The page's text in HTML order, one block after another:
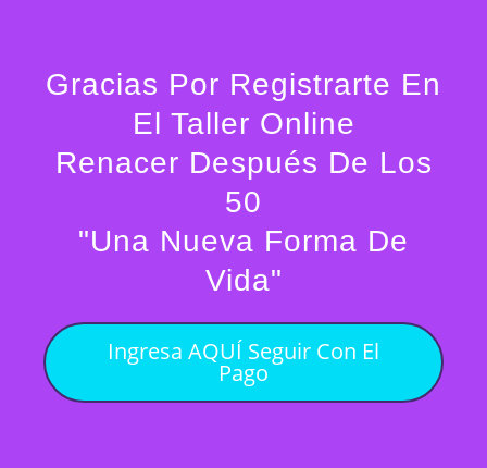
Gracias Por Registrarte En
El Taller Online
Renacer Después De Los
50
"Una Nueva Forma De
Vida"
Ingresa AQUÍ Seguir Con El
Pago